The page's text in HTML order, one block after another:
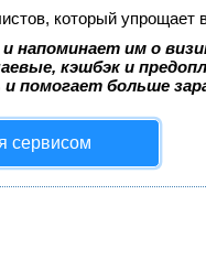
который упрощает
напоминает им о
кэшбэк и
и помогает больше
сервисом